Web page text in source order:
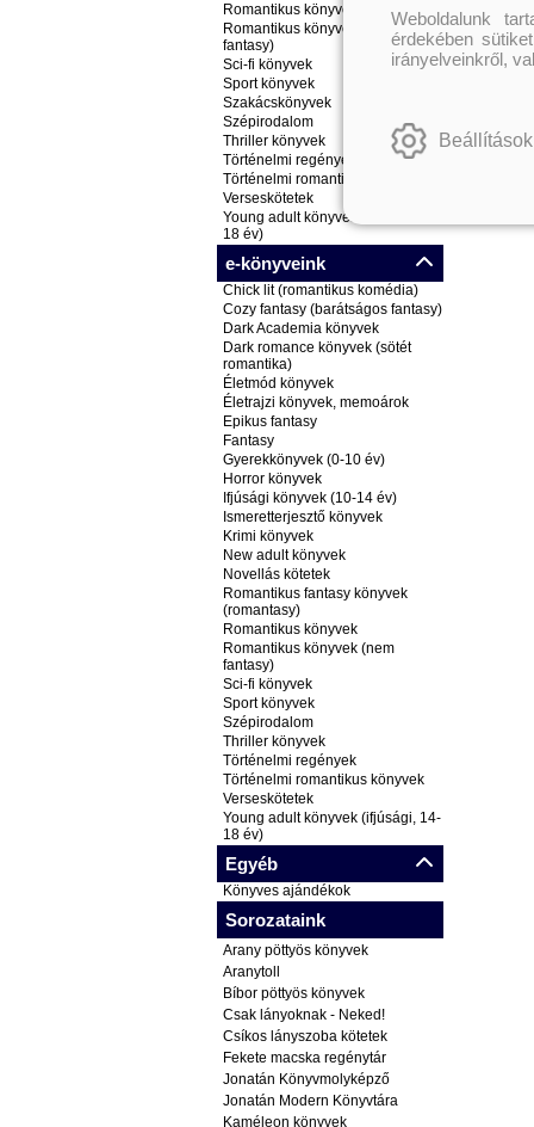
Romantikus könyvek
Romantikus könyvek (nem
fantasy)
Sci-fi könyvek
Sport könyvek
Szakácskönyvek
Szépirodalom
Thriller könyvek
Történelmi regények
Történelmi romantikus könyvek
Verseskötetek
Young adult könyvek (ifjúsági, 14-
18 év)
e-könyveink
Chick lit (romantikus komédia)
Cozy fantasy (barátságos fantasy)
Dark Academia könyvek
Dark romance könyvek (sötét
romantika)
Életmód könyvek
Életrajzi könyvek, memoárok
Epikus fantasy
Fantasy
Gyerekkönyvek (0-10 év)
Horror könyvek
Ifjúsági könyvek (10-14 év)
Ismeretterjesztő könyvek
Krimi könyvek
New adult könyvek
Novellás kötetek
Romantikus fantasy könyvek
(romantasy)
Romantikus könyvek
Romantikus könyvek (nem
fantasy)
Sci-fi könyvek
Sport könyvek
Szépirodalom
Thriller könyvek
Történelmi regények
Történelmi romantikus könyvek
Verseskötetek
Young adult könyvek (ifjúsági, 14-
18 év)
Egyéb
Könyves ajándékok
Sorozataink
Arany pöttyös könyvek
Aranytoll
Bíbor pöttyös könyvek
Csak lányoknak - Neked!
Csíkos lányszoba kötetek
Fekete macska regénytár
Jonatán Könyvmolyképző
Jonatán Modern Könyvtára
Kaméleon könyvek
Weboldalunk
érdekében
irányelveinkről,
Beállítások